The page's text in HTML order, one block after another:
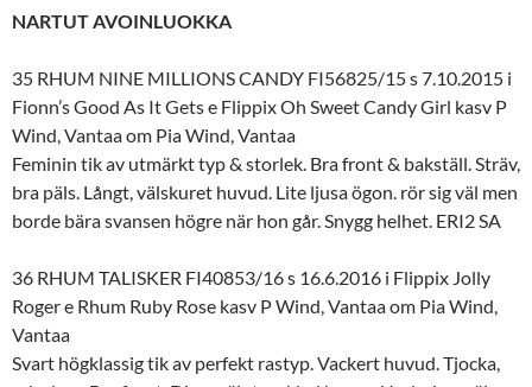
NARTUT AVOINLUOKKA
35 RHUM NINE MILLIONS CANDY FI56825/15 s 7.10.2015 i
Fionn’s Good As It Gets e Flippix Oh Sweet Candy Girl kasv P
Wind, Vantaa om Pia Wind, Vantaa
Feminin tik av utmärkt typ & storlek. Bra front & bakställ. Sträv,
bra päls. Långt, välskuret huvud. Lite ljusa ögon. rör sig väl men
borde bära svansen högre när hon går. Snygg helhet. ERI2 SA
36 RHUM TALISKER FI40853/16 s 16.6.2016 i Flippix Jolly
Roger e Rhum Ruby Rose kasv P Wind, Vantaa om Pia Wind,
Vantaa
Svart högklassig tik av perfekt rastyp. Vackert huvud. Tjocka,